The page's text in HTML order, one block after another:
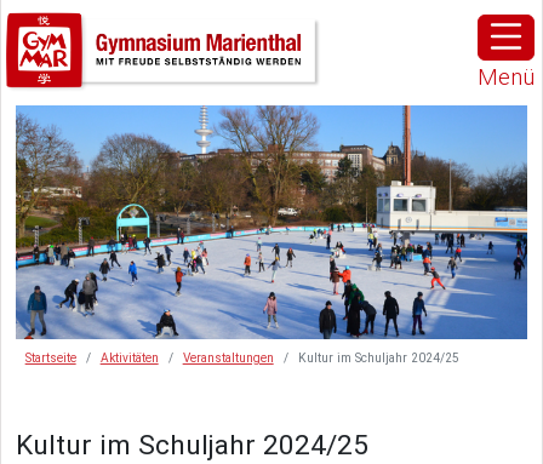
Menü
Startseite Aktivitäten Veranstaltungen Kultur im Schuljahr 2024/25
Kultur im Schuljahr 2024/25